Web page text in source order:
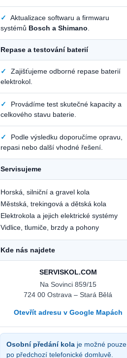
✓
Aktualizace softwaru a firmwaru
systémů Bosch a Shimano
Repase a testování baterií
✓
Zajišťujeme odborné repase baterií
elektrokol.
✓
Provádíme test skutečné kapacity a
celkového stavu baterie.
✓
Podle výsledku doporučíme opravu,
repasi nebo další vhodné řešení.
Servisujeme
Horská, silniční a gravel kola
Městská, trekingová a dětská kola
Elektrokola a jejich elektrické systémy
Vidlice, tlumiče, brzdy a pohony
Kde nás najdete
SERVISKOL.COM
Na Sovinci 859/15
724 00 Ostrava – Stará Bělá
Otevřít adresu v Google Mapách
Osobní předání kola je možné pouze
po předchozí telefonické domluvě.